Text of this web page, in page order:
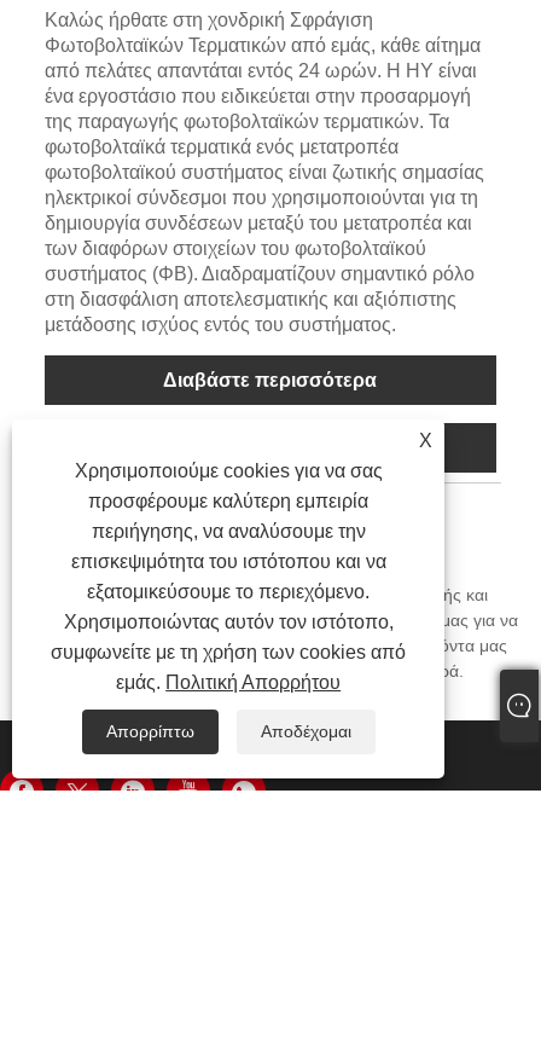
Καλώς ήρθατε στη χονδρική Σφράγιση
Φωτοβολταϊκών Τερματικών από εμάς, κάθε αίτημα
από πελάτες απαντάται εντός 24 ωρών. Η HY είναι
ένα εργοστάσιο που ειδικεύεται στην προσαρμογή
της παραγωγής φωτοβολταϊκών τερματικών. Τα
φωτοβολταϊκά τερματικά ενός μετατροπέα
φωτοβολταϊκού συστήματος είναι ζωτικής σημασίας
ηλεκτρικοί σύνδεσμοι που χρησιμοποιούνται για τη
δημιουργία συνδέσεων μεταξύ του μετατροπέα και
των διαφόρων στοιχείων του φωτοβολταϊκού
συστήματος (ΦΒ). Διαδραματίζουν σημαντικό ρόλο
στη διασφάλιση αποτελεσματικής και αξιόπιστης
μετάδοσης ισχύος εντός του συστήματος.
Διαβάστε περισσότερα
< 1 2 >
Η HY είναι επαγγελματίας Ηλιακή Σφράγιση κατασκευαστής και
προμηθευτής στην Κίνα. Καλώς ήρθατε στο εργοστάσιό μας για να
αγοράσετε Ηλιακή Σφράγιση. Τα υψηλής ποιότητας προϊόντα μας
δεν κατασκευάζονται μόνο στην Κίνα και έχουμε προσφορά.
X
Χρησιμοποιούμε cookies για να σας
προσφέρουμε καλύτερη εμπειρία
περιήγησης, να αναλύσουμε την
επισκεψιμότητα του ιστότοπου και να
εξατομικεύσουμε το περιεχόμενο.
Χρησιμοποιώντας αυτόν τον ιστότοπο,
συμφωνείτε με τη χρήση των cookies από
εμάς. Πολιτική Απορρήτου
Απορρίπτω Αποδέχομαι